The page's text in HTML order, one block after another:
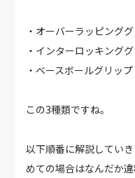
・オーバーラッピング
・インターロッキング
・ベースボールグリップ
この3種類ですね。
以下順番に解説してい
めての場合はなんだか違